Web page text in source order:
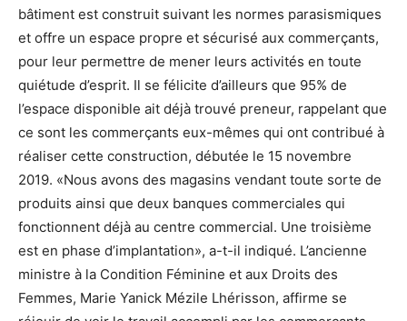
bâtiment est construit suivant les normes parasismiques
et offre un espace propre et sécurisé aux commerçants,
pour leur permettre de mener leurs activités en toute
quiétude d’esprit. Il se félicite d’ailleurs que 95% de
l’espace disponible ait déjà trouvé preneur, rappelant que
ce sont les commerçants eux-mêmes qui ont contribué à
réaliser cette construction, débutée le 15 novembre
2019. «Nous avons des magasins vendant toute sorte de
produits ainsi que deux banques commerciales qui
fonctionnent déjà au centre commercial. Une troisième
est en phase d’implantation», a-t-il indiqué. L’ancienne
ministre à la Condition Féminine et aux Droits des
Femmes, Marie Yanick Mézile Lhérisson, affirme se